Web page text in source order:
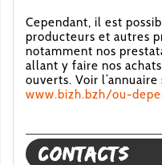
Cependant, il est
producteurs et autres
notamment nos
allant y faire nos
ouverts. Voir
www.bizh.bzh/ou-
Contacts